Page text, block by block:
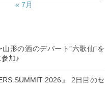
« 7月
山形の酒のデパート”六歌仙”を
加♪
SUMMIT 2026』 2日目のセ